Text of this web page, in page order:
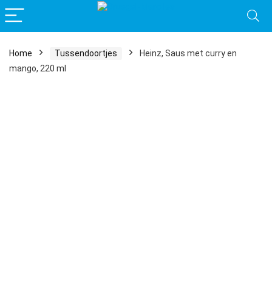
Home Tussendoortjes
Heinz, Saus met curry en
mango, 220 ml